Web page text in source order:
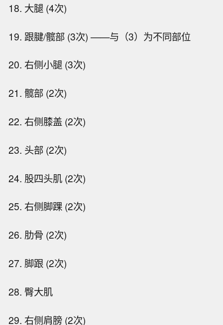
18. 大腿 (4次)
19. 跟腱/髋部 (3次) ——与（3）为不同部位
20. 右侧小腿 (3次)
21. 髋部 (2次)
22. 右侧膝盖 (2次)
23. 头部 (2次)
24. 股四头肌 (2次)
25. 右侧脚踝 (2次)
26. 肋骨 (2次)
27. 脚跟 (2次)
28. 臀大肌
29. 右侧肩膀 (2次)